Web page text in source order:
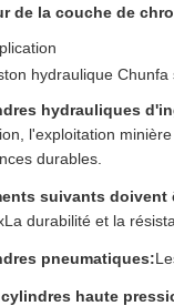
de la couche de
hydraulique
hydrauliques
l'exploitation
durables.
suivants doivent
durabilité et la
pneumatiques:
haute